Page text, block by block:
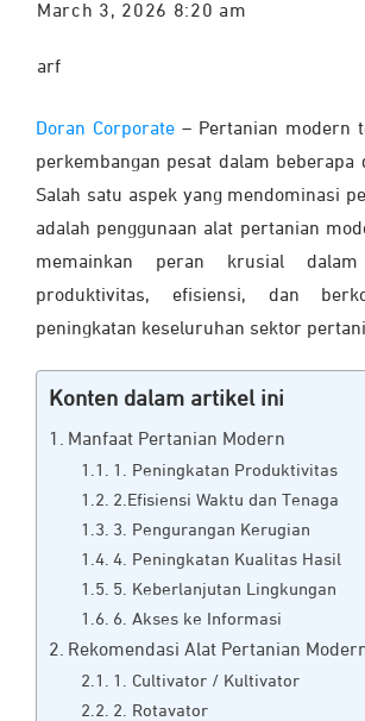
March 3, 2026 8:20 am
arf
Doran Corporate – Pertanian modern
perkembangan pesat dalam beberapa
Salah satu aspek yang mendominasi
adalah penggunaan alat pertanian
memainkan peran krusial dalam
produktivitas, efisiensi, dan
peningkatan keseluruhan sektor
Konten dalam artikel ini
Manfaat Pertanian Modern
1. Peningkatan Produktivitas
2.Efisiensi Waktu dan Tenaga
3. Pengurangan Kerugian
4. Peningkatan Kualitas Hasil
5. Keberlanjutan Lingkungan
6. Akses ke Informasi
Rekomendasi Alat Pertanian
1. Cultivator / Kultivator
2. Rotavator